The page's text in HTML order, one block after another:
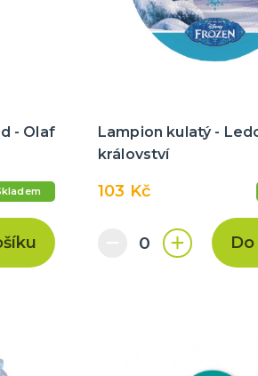
- Olaf
Lampion kulatý -
království
103 Kč